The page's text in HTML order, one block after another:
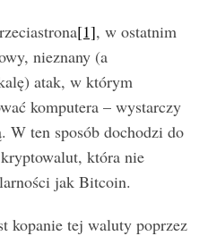
[1], w ostatnim
nieznany (a
atak, w którym
komputera – wystarczy
W ten sposób dochodzi do
która nie
jak Bitcoin.
kopanie tej waluty poprzez